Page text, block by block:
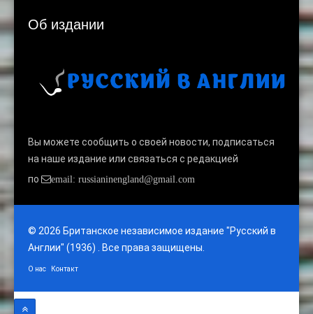
Об издании
Вы можете сообщить о своей новости, подписаться
на наше издание или связаться с редакцией
по
email: russianinengland@gmail.com
© 2026 Британское независимое издание "Русский в
Англии" (1936) . Все права защищены.
О нас Контакт